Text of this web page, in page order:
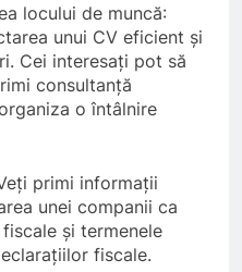
locului de muncă:
unui CV eficient și
Cei interesați pot să
consultanță
o întâlnire
primi informații
unei companii ca
și termenele
fiscale.
for All